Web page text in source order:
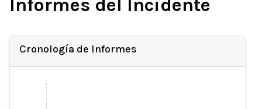
Informes del Incidente
Cronología de Informes